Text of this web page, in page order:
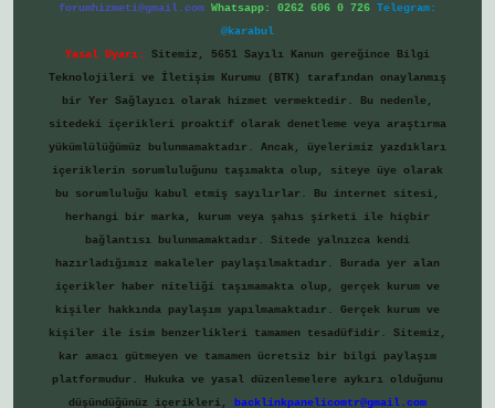
forumhizmeti@gmail.com Whatsapp: 0262 606 0 726 Telegram:
@karabul
Yasal Uyarı:
Sitemiz, 5651 Sayılı Kanun gereğince Bilgi
Teknolojileri ve İletişim Kurumu (BTK) tarafından onaylanmış
bir Yer Sağlayıcı olarak hizmet vermektedir. Bu nedenle,
sitedeki içerikleri proaktif olarak denetleme veya araştırma
yükümlülüğümüz bulunmamaktadır. Ancak, üyelerimiz yazdıkları
içeriklerin sorumluluğunu taşımakta olup, siteye üye olarak
bu sorumluluğu kabul etmiş sayılırlar. Bu internet sitesi,
herhangi bir marka, kurum veya şahıs şirketi ile hiçbir
bağlantısı bulunmamaktadır. Sitede yalnızca kendi
hazırladığımız makaleler paylaşılmaktadır. Burada yer alan
içerikler haber niteliği taşımamakta olup, gerçek kurum ve
kişiler hakkında paylaşım yapılmamaktadır. Gerçek kurum ve
kişiler ile isim benzerlikleri tamamen tesadüfidir. Sitemiz,
kar amacı gütmeyen ve tamamen ücretsiz bir bilgi paylaşım
platformudur. Hukuka ve yasal düzenlemelere aykırı olduğunu
düşündüğünüz içerikleri,
backlinkpanelicomtr@gmail.com